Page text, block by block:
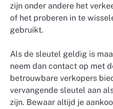
zijn onder andere het
of het proberen in te
gebruikt.
Als de sleutel geldig is
neem dan contact op met
betrouwbare verkopers
vervangende sleutel aan
zijn. Bewaar altijd je